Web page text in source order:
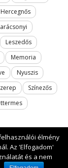
Hercegnős
Leszedős
Memoria
Nyuszis
Színezős
élmény
Az 'Elfogadom'
és a nem